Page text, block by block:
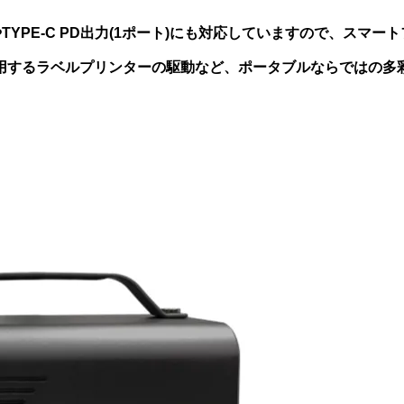
C PD出力(1ポート)にも対応していますので、スマー
するラベルプリンターの駆動など、ポータブルならではの多